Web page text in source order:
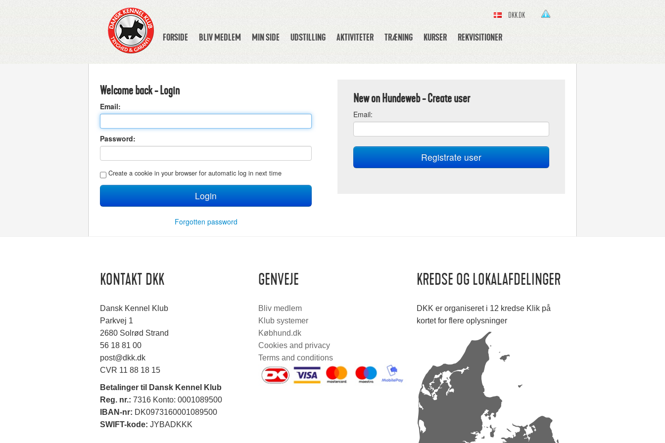
DKK.DK
FORSIDE BLIV MEDLEM MIN SIDE UDSTILLING AKTIVITETER TRÆNING KURSER REKVISITIONER
Welcome back - Login
Email:
Password:
Create a cookie in your browser for automatic log in next time
Forgotten password
New on Hundeweb - Create user
Email:
KONTAKT DKK
Dansk Kennel Klub
Parkvej 1
2680 Solrød Strand
56 18 81 00
post@dkk.dk
CVR 11 88 18 15
Betalinger til Dansk Kennel Klub
Reg. nr.: 7316 Konto: 0001089500
IBAN-nr: DK0973160001089500
SWIFT-kode: JYBADKKK
GENVEJE
Bliv medlem
Klub systemer
Købhund.dk
Cookies and privacy
Terms and conditions
KREDSE OG LOKALAFDELINGER
DKK er organiseret i 12 kredse Klik på
kortet for flere oplysninger